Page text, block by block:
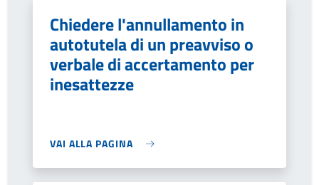
Chiedere l'annullamento in
autotutela di un preavviso o
verbale di accertamento per
inesattezze
VAI ALLA PAGINA